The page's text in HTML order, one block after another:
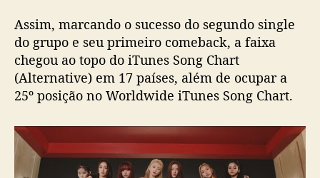
t
o
p
o
d
i
u
Assim, marcando o sucesso do segundo single
do grupo e seu primeiro comeback, a faixa
chegou ao topo do iTunes Song Chart
(Alternative) em 17 países, além de ocupar a
25º posição no Worldwide iTunes Song Chart.